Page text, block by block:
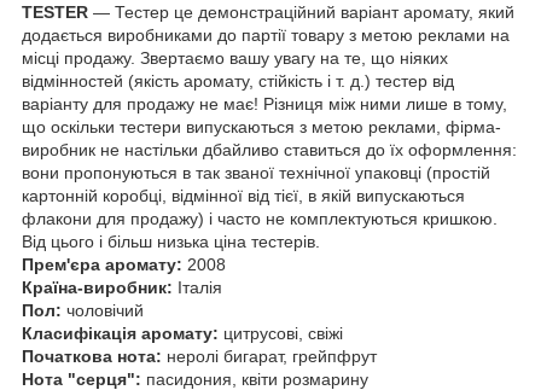
TESTER ― Тестер це демонстраційний варіант аромату, який
додається виробниками до партії товару з метою реклами на
місці продажу. Звертаємо вашу увагу на те, що ніяких
відмінностей (якість аромату, стійкість і т. д.) тестер від
варіанту для продажу не має! Різниця між ними лише в тому,
що оскільки тестери випускаються з метою реклами, фірма-
виробник не настільки дбайливо ставиться до їх оформлення:
вони пропонуються в так званої технічної упаковці (простій
картонній коробці, відмінної від тієї, в якій випускаються
флакони для продажу) і часто не комплектуються кришкою.
Від цього і більш низька ціна тестерів.
Прем'єра аромату: 2008
Країна-виробник: Італія
Пол: чоловічий
Класифікація аромату: цитрусові, свіжі
Початкова нота: неролі бигарат, грейпфрут
Нота "серця": пасидония, квіти розмарину